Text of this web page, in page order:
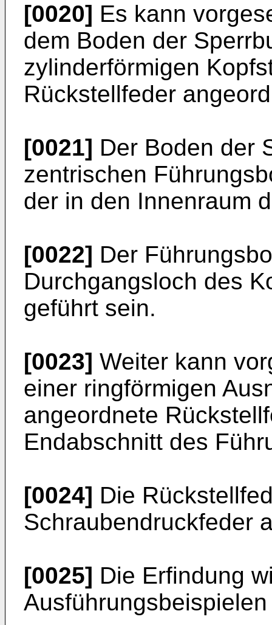
[0020] Es kann
dem Boden der
zylinderförmigen
Rückstellfeder
[0021] Der Boden der
zentrischen
der in den Innenraum
[0022] Der
Durchgangsloch des
geführt sein.
[0023] Weiter kann
einer ringförmigen
angeordnete
Endabschnitt des
[0024] Die
Schraubendruckfeder
[0025] Die Erfindung